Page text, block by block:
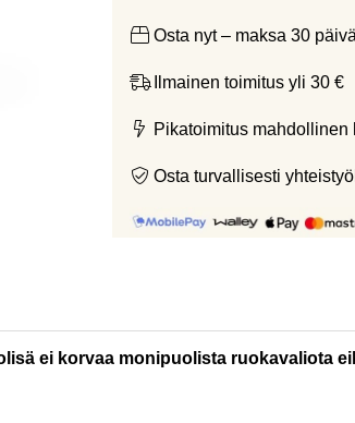
Osta nyt – maksa 30
Ilmainen toimitus yli 30 €
Pikatoimitus mahdollinen
Osta turvallisesti
ei korvaa monipuolista ruokavaliota